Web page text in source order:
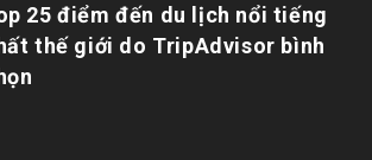
25 điểm đến du lịch nổi tiếng
thế giới do TripAdvisor bình